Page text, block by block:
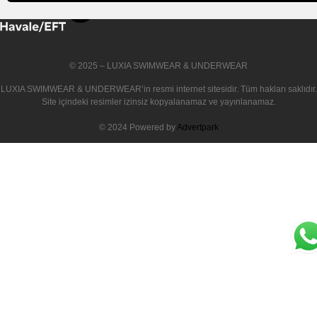
© 2025 – LUXIA SWIMWEAR & UNDERWEAR
LUXIA SWIMWEAR & UNDERWEAR’in resmi internet sitesidir. Tüm hakları saklıdır.
Site içindeki resimler izinsiz kopyalanamaz ve yayınlanamaz.
© 2024 Powered by Advertpark